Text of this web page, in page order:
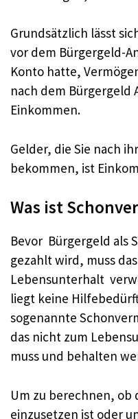
Grundsätzlich lässt
vor dem Bürgergeld-
Konto hatte,
nach dem Bürgergeld
Einkommen.
Gelder, die Sie nach
bekommen, ist
Was ist
Bevor Bürgergeld als
gezahlt wird, muss
Lebensunterhalt
liegt keine
sogenannte
das nicht zum
muss und behalten
Um zu berechnen, ob
einzusetzen ist oder